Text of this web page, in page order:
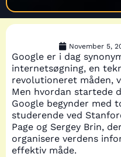
November 5,
Google er i dag
internetsøgning, en
revolutioneret måden,
Men hvordan startede
Google begynder med
studerende ved
Page og Sergey Brin,
organisere verdens
effektiv måde.